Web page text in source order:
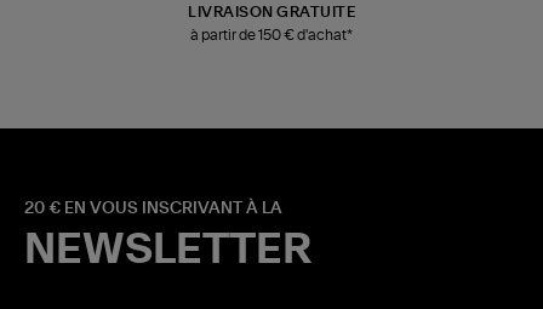
LIVRAISON GRATUITE
à partir de 150 € d'achat*
20 € EN VOUS INSCRIVANT À LA
NEWSLETTER